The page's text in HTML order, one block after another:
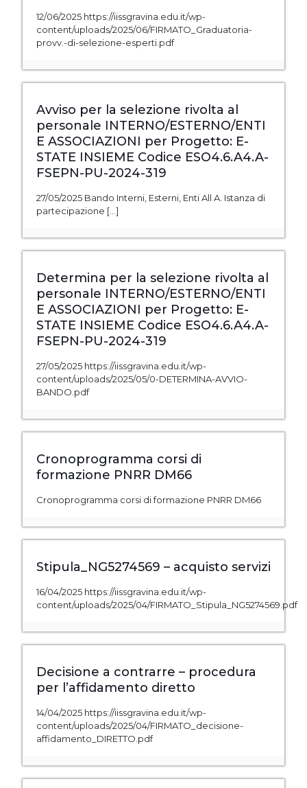
12/06/2025 https://iissgravina.edu.it/wp-
content/uploads/2025/06/FIRMATO_Graduatoria-
provv.-di-selezione-esperti.pdf
Avviso per la selezione rivolta al
personale INTERNO/ESTERNO/ENTI
E ASSOCIAZIONI per Progetto: E-
STATE INSIEME Codice ESO4.6.A4.A-
FSEPN-PU-2024-319
27/05/2025 Bando Interni, Esterni, Enti All A. Istanza di
partecipazione […]
Determina per la selezione rivolta al
personale INTERNO/ESTERNO/ENTI
E ASSOCIAZIONI per Progetto: E-
STATE INSIEME Codice ESO4.6.A4.A-
FSEPN-PU-2024-319
27/05/2025 https://iissgravina.edu.it/wp-
content/uploads/2025/05/0-DETERMINA-AVVIO-
BANDO.pdf
Cronoprogramma corsi di
formazione PNRR DM66
Cronoprogramma corsi di formazione PNRR DM66
Stipula_NG5274569 – acquisto servizi
16/04/2025 https://iissgravina.edu.it/wp-
content/uploads/2025/04/FIRMATO_Stipula_NG5274569.pdf
Decisione a contrarre – procedura
per l’affidamento diretto
14/04/2025 https://iissgravina.edu.it/wp-
content/uploads/2025/04/FIRMATO_decisione-
affidamento_DIRETTO.pdf